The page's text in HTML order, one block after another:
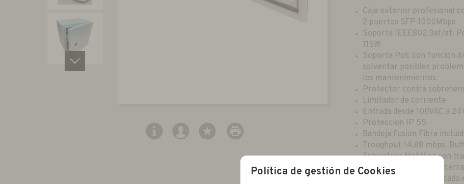
Caja exterior profesional
2 puertos SFP 1000Mbps
Soporta IEEE802.3af/at.
115W
Soporta PoE con función
solventar posibles
los mantenimientos.
Protector contra
Limitador de corriente
Entrada desde 100VAC a
Proteccion IP 55
Bandeja Fusion Fibra
Troughput 14,88 mbps.
Estructura Metálica con
Puerta reforzada con
Soporte para ser
Política de gestión de Cookies